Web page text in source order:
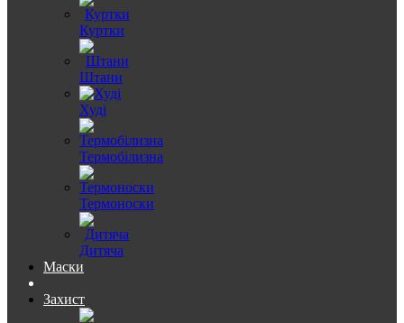
Куртки
Штани
Худі
Термобілизна
Термоноски
Дитяча
Маски
Захист